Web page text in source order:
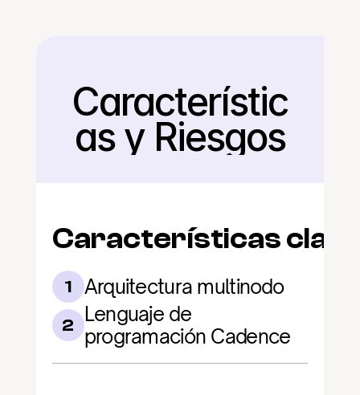
Regresar
Característic
as y Riesgos
Características
1 Arquitectura multinodo
2 Lenguaje de
programación Cadence